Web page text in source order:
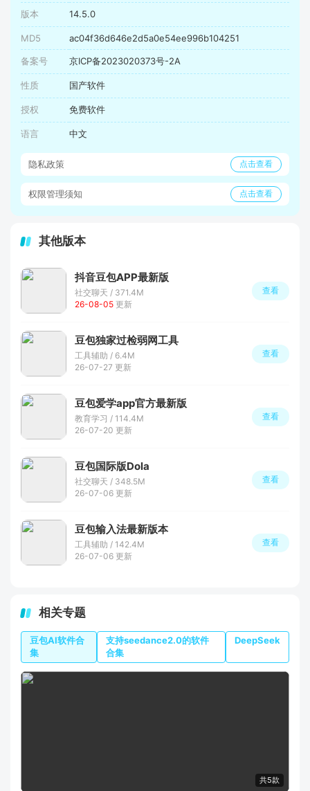
版本 14.5.0
MD5 ac04f36d646e2d5a0e54ee996b104251
备案号 京ICP备2023020373号-2A
性质 国产软件
授权 免费软件
语言 中文
隐私政策 点击查看
权限管理须知 点击查看
其他版本
抖音豆包APP最新版
社交聊天 / 371.4M
26-08-05 更新
查看
豆包独家过检弱网工具
工具辅助 / 6.4M
26-07-27 更新
查看
豆包爱学app官方最新版
教育学习 / 114.4M
26-07-20 更新
查看
豆包国际版Dola
社交聊天 / 348.5M
26-07-06 更新
查看
豆包输入法最新版本
工具辅助 / 142.4M
26-07-06 更新
查看
相关专题
豆包AI软件合
集
支持seedance2.0的软件
合集
DeepSeek
共5款